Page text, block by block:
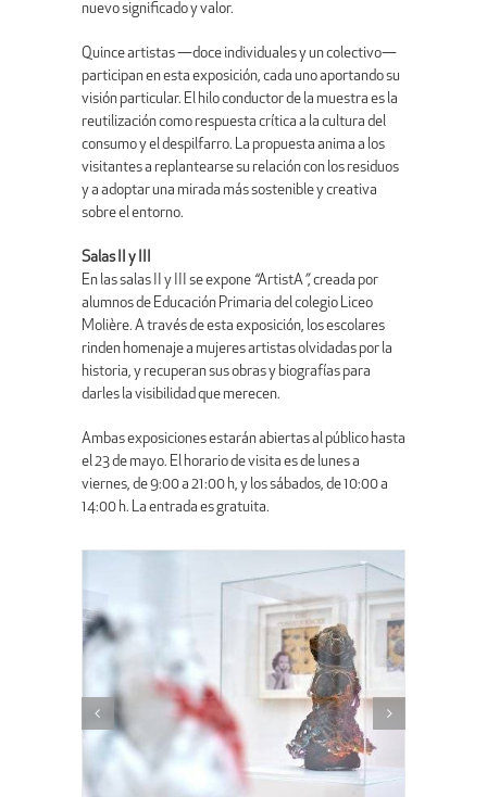
nuevo significado y valor.
Quince artistas —doce individuales y un colectivo—
participan en esta exposición, cada uno aportando su
visión particular. El hilo conductor de la muestra es la
reutilización como respuesta crítica a la cultura del
consumo y el despilfarro. La propuesta anima a los
visitantes a replantearse su relación con los residuos
y a adoptar una mirada más sostenible y creativa
sobre el entorno.
Salas II y III
En las salas II y III se expone “ArtistA”, creada por
alumnos de Educación Primaria del colegio Liceo
Molière. A través de esta exposición, los escolares
rinden homenaje a mujeres artistas olvidadas por la
historia, y recuperan sus obras y biografías para
darles la visibilidad que merecen.
Ambas exposiciones estarán abiertas al público hasta
el 23 de mayo. El horario de visita es de lunes a
viernes, de 9:00 a 21:00 h, y los sábados, de 10:00 a
14:00 h. La entrada es gratuita.